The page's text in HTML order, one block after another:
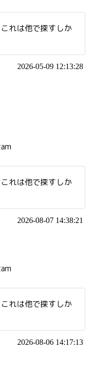
れは他で探すしか
2026-05-09 12:13:28
れは他で探すしか
2026-08-07 14:38:21
れは他で探すしか
2026-08-06 14:17:13